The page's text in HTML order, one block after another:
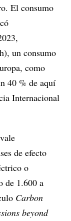
El consumo
un consumo
como
40 % de aquí
Internacional
de efecto
o
de 1.600 a
Carbon
beyond